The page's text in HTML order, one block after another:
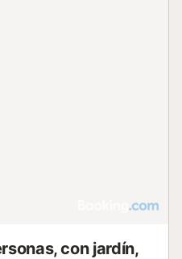
con jardín,